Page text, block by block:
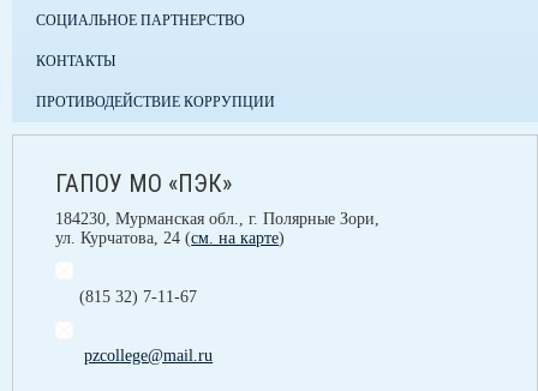
СОЦИАЛЬНОЕ ПАРТНЕРСТВО
КОНТАКТЫ
ПРОТИВОДЕЙСТВИЕ КОРРУПЦИИ
ГАПОУ МО «ПЭК»
184230, Мурманская обл., г. Полярные Зори,
ул. Курчатова, 24 (см. на карте)
(815 32) 7-11-67
pzcollege@mail.ru